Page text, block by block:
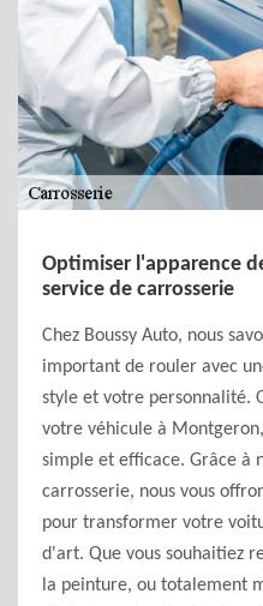
Optimiser l'apparence
service de carrosserie
Chez Boussy Auto, nous
important de rouler avec
style et votre personnalité.
votre véhicule à
simple et efficace. Grâce à
carrosserie, nous vous
pour transformer votre
d'art. Que vous souhaitiez
la peinture, ou totalement